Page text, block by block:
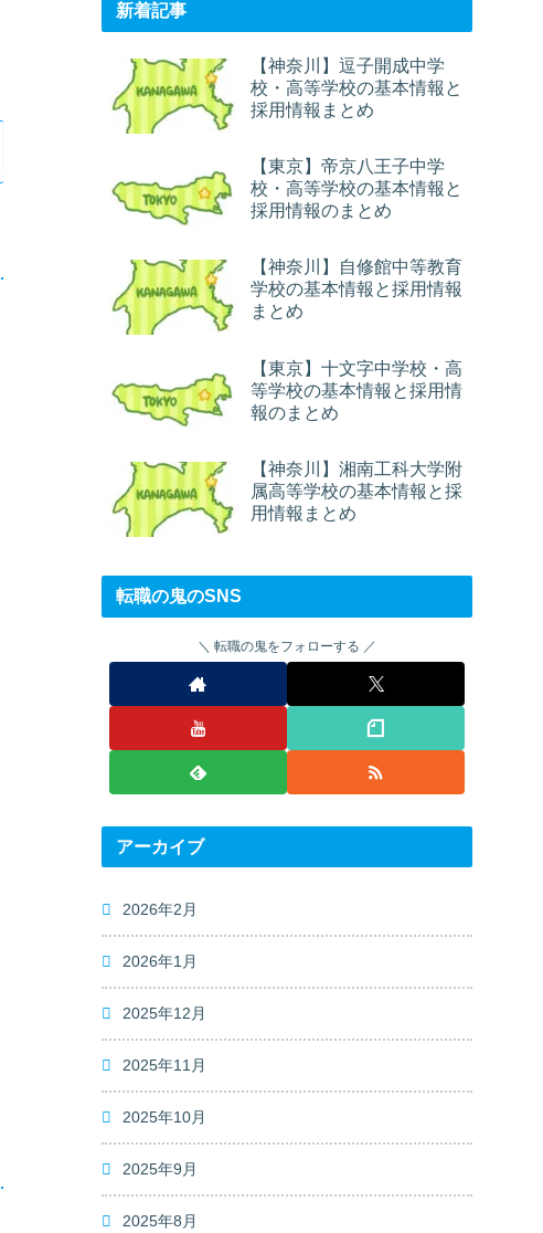
新着記事
【神奈川】逗子開成中学
校・高等学校の基本情報と
採用情報まとめ
【東京】帝京八王子中学
校・高等学校の基本情報と
採用情報のまとめ
【神奈川】自修館中等教育
学校の基本情報と採用情報
まとめ
【東京】十文字中学校・高
等学校の基本情報と採用情
報のまとめ
【神奈川】湘南工科大学附
属高等学校の基本情報と採
用情報まとめ
転職の鬼のSNS
転職の鬼をフォローする
アーカイブ
2026年2月
2026年1月
2025年12月
2025年11月
2025年10月
2025年9月
2025年8月